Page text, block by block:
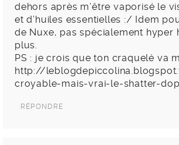
dehors après m’être vaporisé le
et d’huiles essentielles :/ Idem
de Nuxe, pas spécialement hyper
plus.
PS : je crois que ton craquelé va
http://
croyable-mais-vrai-le-shatter-
RÉPONDRE